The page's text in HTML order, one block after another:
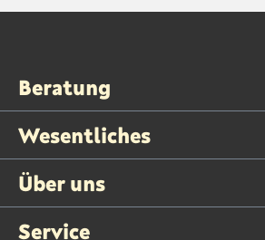
Beratung
Wesentliches
Über uns
Service